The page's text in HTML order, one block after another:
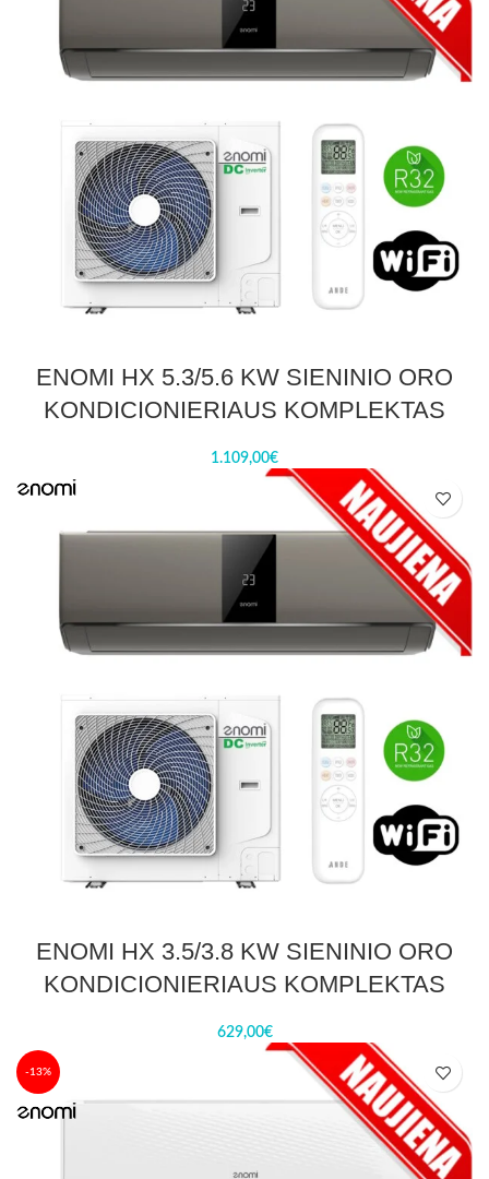
ENOMI HX 5.3/5.6 KW SIENINIO ORO
KONDICIONIERIAUS KOMPLEKTAS
1.109,00€
ENOMI HX 3.5/3.8 KW SIENINIO ORO
KONDICIONIERIAUS KOMPLEKTAS
629,00€
-13%